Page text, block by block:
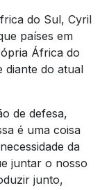
do Sul, Cyril
países em
África do
diante do atual
de defesa,
é uma coisa
da
juntar o nosso
junto,